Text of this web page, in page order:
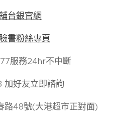
台銀官網
書粉絲專頁
服務24hr不中斷
加好友立即諮詢
路48號(大港超市正對面)